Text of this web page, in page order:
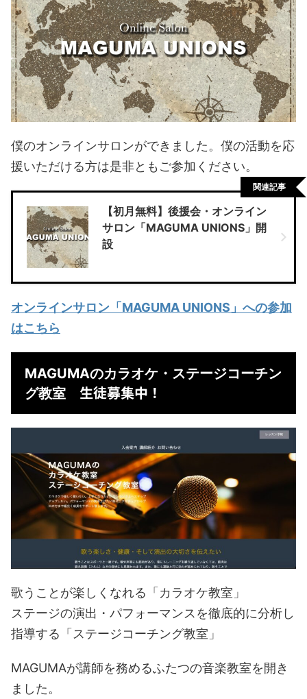
僕のオンラインサロンができました。僕の活動を応
援いただける方は是非ともご参加ください。
【初月無料】後援会・オンライン
サロン「MAGUMA UNIONS」開
設
関連記事
オンラインサロン「MAGUMA UNIONS」への参加
はこちら
MAGUMAのカラオケ・ステージコーチン
グ教室
生徒募集中！
歌うことが楽しくなれる「カラオケ教室」
ステージの演出・パフォーマンスを徹底的に分析し
指導する「ステージコーチング教室」
MAGUMAが講師を務めるふたつの音楽教室を開き
ました。